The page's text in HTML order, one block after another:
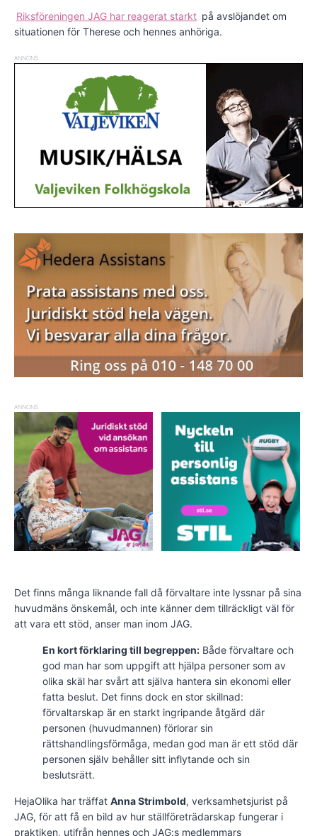
Riksföreningen JAG har reagerat starkt på avslöjandet om
situationen för Therese och hennes anhöriga.
ANNONS
ANNONS
Det finns många liknande fall då förvaltare inte lyssnar på sina
huvudmäns önskemål, och inte känner dem tillräckligt väl för
att vara ett stöd, anser man inom JAG.
En kort förklaring till begreppen: Både förvaltare och
god man har som uppgift att hjälpa personer som av
olika skäl har svårt att själva hantera sin ekonomi eller
fatta beslut. Det finns dock en stor skillnad:
förvaltarskap är en starkt ingripande åtgärd där
personen (huvudmannen) förlorar sin
rättshandlingsförmåga, medan god man är ett stöd där
personen själv behåller sitt inflytande och sin
beslutsrätt.
HejaOlika har träffat Anna Strimbold, verksamhetsjurist på
JAG, för att få en bild av hur ställföreträdarskap fungerar i
praktiken, utifrån hennes och JAG:s medlemmars